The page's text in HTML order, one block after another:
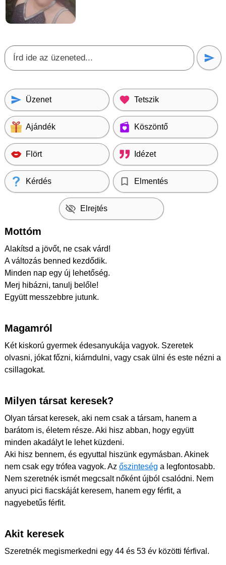
Üzenet Tetszik
Ajándék Köszöntő
Flört Idézet
Kérdés Elmentés
Elrejtés
Mottóm
Alakítsd a jövőt, ne csak várd!
A változás benned kezdődik.
Minden nap egy új lehetőség.
Merj hibázni, tanulj belőle!
Együtt messzebbre jutunk.
Magamról
Két kiskorú gyermek édesanyukája vagyok. Szeretek
olvasni, jókat főzni, kiárndulni, vagy csak ülni és este nézni a
csillagokat.
Milyen társat keresek?
Olyan társat keresek, aki nem csak a társam, hanem a
barátom is, életem része. Aki hisz abban, hogy együtt
minden akadályt le lehet küzdeni.
Aki hisz bennem, és egyuttal hiszünk egymásban. Akinek
nem csak egy trófea vagyok. Az őszinteség a legfontosabb.
Nem szeretnék ismét megcsalt nőként újból csalódni. Nem
anyuci pici fiacskáját keresem, hanem egy férfit, a
nagyebetűs férfit.
Akit keresek
Szeretnék megismerkedni egy 44 és 53 év közötti férfival.